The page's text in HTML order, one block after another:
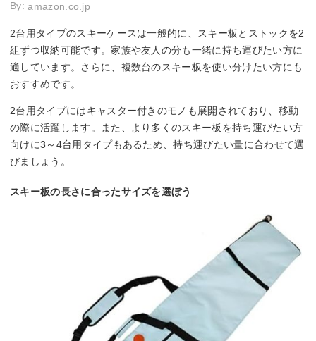
By:amazon.co.jp
2台用タイプのスキーケースは一般的に、スキー板とストックを2
組ずつ収納可能です。家族や友人の分も一緒に持ち運びたい方に
適しています。さらに、複数台のスキー板を使い分けたい方にも
おすすめです。
2台用タイプにはキャスター付きのモノも展開されており、移動
の際に活躍します。また、より多くのスキー板を持ち運びたい方
向けに3～4台用タイプもあるため、持ち運びたい量に合わせて選
びましょう。
スキー板の長さに合ったサイズを選ぼう